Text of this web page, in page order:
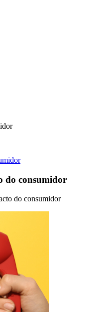
do consumidor
do consumidor